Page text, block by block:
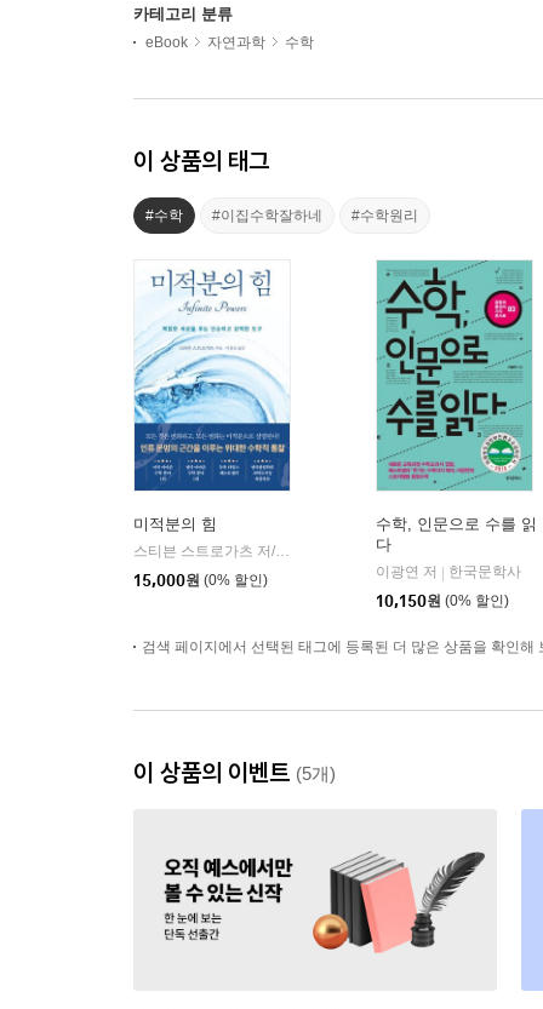
카테고리 분류
eBook 자연과학 수학
이 상품의 태그
#수학 #이집수학잘하네 #수학원리
미적분의 힘
해나무
15,000원 (0% 할인)
수학, 인문으로 수를 읽
다
이광연 저 | 한국문학사
10,150원 (0% 할인)
검색 페이지에서 선택된 태그에 등록된 더 많은 상품을 확인해
이 상품의 이벤트 (5개)